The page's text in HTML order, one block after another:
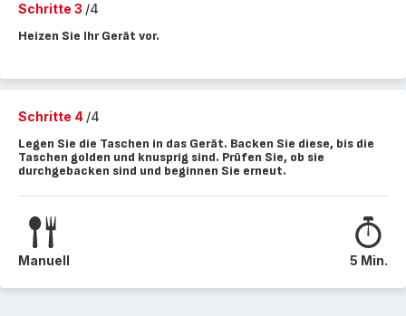
Schritte 3 /4
Heizen Sie Ihr Gerät vor.
Schritte 4 /4
Legen Sie die Taschen in das Gerät. Backen Sie diese, bis die
Taschen golden und knusprig sind. Prüfen Sie, ob sie
durchgebacken sind und beginnen Sie erneut.
Manuell 5 Min.